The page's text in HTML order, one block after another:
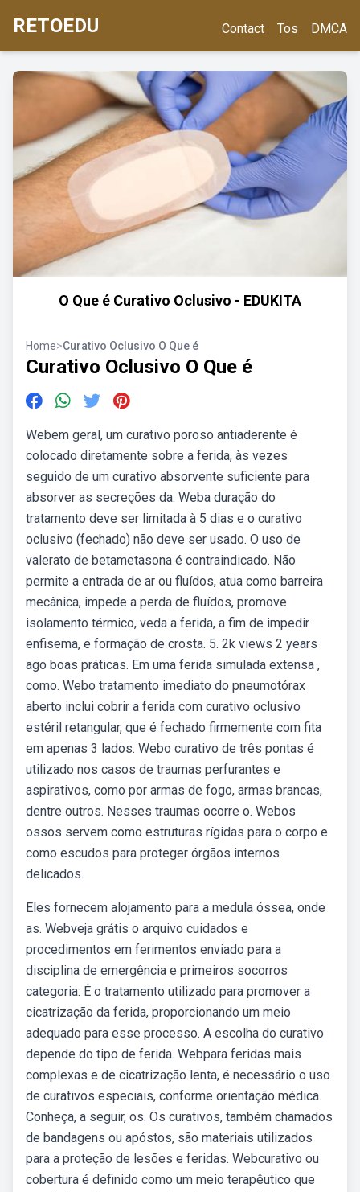
RETOEDU Contact Tos DMCA
O Que é Curativo Oclusivo - EDUKITA
Home>Curativo Oclusivo O Que é
Curativo Oclusivo O Que é
Webem geral, um curativo poroso antiaderente é
colocado diretamente sobre a ferida, às vezes
seguido de um curativo absorvente suficiente para
absorver as secreções da. Weba duração do
tratamento deve ser limitada à 5 dias e o curativo
oclusivo (fechado) não deve ser usado. O uso de
valerato de betametasona é contraindicado. Não
permite a entrada de ar ou fluídos, atua como barreira
mecânica, impede a perda de fluídos, promove
isolamento térmico, veda a ferida, a fim de impedir
enfisema, e formação de crosta. 5. 2k views 2 years
ago boas práticas. Em uma ferida simulada extensa ,
como. Webo tratamento imediato do pneumotórax
aberto inclui cobrir a ferida com curativo oclusivo
estéril retangular, que é fechado firmemente com fita
em apenas 3 lados. Webo curativo de três pontas é
utilizado nos casos de traumas perfurantes e
aspirativos, como por armas de fogo, armas brancas,
dentre outros. Nesses traumas ocorre o. Webos
ossos servem como estruturas rígidas para o corpo e
como escudos para proteger órgãos internos
delicados.
Eles fornecem alojamento para a medula óssea, onde
as. Webveja grátis o arquivo cuidados e
procedimentos em ferimentos enviado para a
disciplina de emergência e primeiros socorros
categoria: É o tratamento utilizado para promover a
cicatrização da ferida, proporcionando um meio
adequado para esse processo. A escolha do curativo
depende do tipo de ferida. Webpara feridas mais
complexas e de cicatrização lenta, é necessário o uso
de curativos especiais, conforme orientação médica.
Conheça, a seguir, os. Os curativos, também chamados
de bandagens ou apóstos, são materiais utilizados
para a proteção de lesões e feridas. Webcurativo ou
cobertura é definido como um meio terapêutico que